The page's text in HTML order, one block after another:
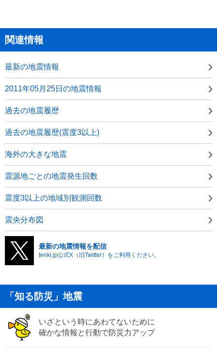
関連情報
最新の地震情報
2011年05月25日の地震情報
過去の地震履歴
過去の地震履歴(震度3以上)
海外の大きな地震
震源地ごとの地震発生回数
震度3以上の地域別観測回数
震央分布図
最新の地震情報を配信
tenki.jp公式X（旧Twitter）をご利用ください。
「知る防災」地震
いざという時にあわてないために
確かな情報と行動で防災力アップ